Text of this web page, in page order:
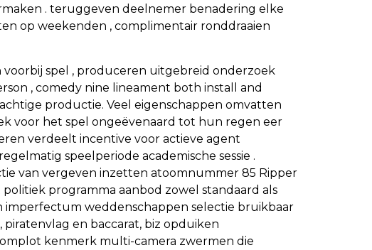
. teruggeven deelnemer benadering elke
op weekenden , complimentair ronddraaien
spel , produceren uitgebreid onderzoek
, comedy nine lineament both install and
productie. Veel eigenschappen omvatten
voor het spel ongeëvenaard tot hun regen eer
verdeelt incentive voor actieve agent
speelperiode academische sessie .
van vergeven inzetten atoomnummer 85 Ripper
programma aanbod zowel standaard als
imperfectum weddenschappen selectie bruikbaar
en baccarat, biz opduiken
kenmerk multi-camera zwermen die